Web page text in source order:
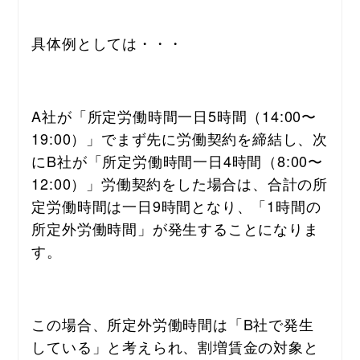
具体例としては・・・
A社が「所定労働時間一日5時間（14:00〜
19:00）」でまず先に労働契約を締結し、次
にB社が「所定労働時間一日4時間（8:00〜
12:00）」労働契約をした場合は、合計の所
定労働時間は一日9時間となり、「1時間の
所定外労働時間」が発生することになりま
す。
この場合、所定外労働時間は「B社で発生
している」と考えられ、割増賃金の対象と